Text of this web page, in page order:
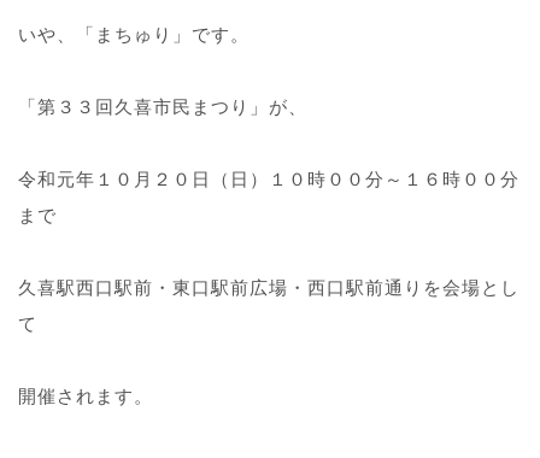
いや、「まちゅり」です。
「第３３回久喜市民まつり」が、
令和元年１０月２０日（日）１０時００分～１６時００分
まで
久喜駅西口駅前・東口駅前広場・西口駅前通りを会場とし
て
開催されます。